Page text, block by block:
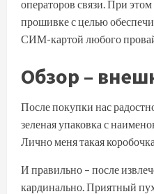
операторов связи. При
прошивке с целью
СИМ-картой любого
Обзор –
После покупки нас
зеленая упаковка с
Лично меня такая
И правильно – после
кардинально. Приятный